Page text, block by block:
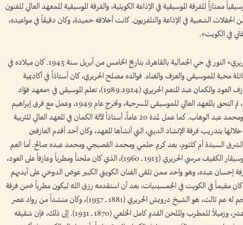
ممتازاً للفرقة الموسيقية في الإذاعة الكويتية، والفرقة الموسيقية للمعهد العالي للفنون
من الحفلات الشعبية في الإذاعة والتلفزيون. كانت أخلاقه حميدة، وكان دقيقاً في مواعيده،
في الكويت».
أبصر «حمدي مصلح الحريري» النور في حي الجمالية بالقاهرة، بتاريخ الخامس من أبريل سنة 1945. كان ميلاده في
محبة للموسيقى والعزف والغناء. فوالده مصلح الحريري، كان أستاذاً في أكاديمية
الفنون بالقاهرة، وعمه عازف العود والكمان عبد المنعم الحريري (1924ــ 1989)، تعلم الموسيقى في «معهد فؤاد
الأول للموسيقى العربية»، ثم التحق بالمعهد العالي للموسيقى المسرحية، وتخرج عام 1949، وعمل مع فرق إبراهيم
حمودة وصالح عبد الحي ومحمد عبد الوهاب. كما عمل لمدة 20 عاماً، أستاذاً لآلة الكمان في المعهد العالي للتربية
خلالها بتدريب فرقة الإنشاد الديني، التي أنشأها المعهد، وكان أحد أقدم العازفين
السيدة أم كلثوم، بعد كريم حلمي ومحمد القصبجي ومحمد عبده صالح. أما العم
الآخر للمترجم له، فهو الموسيقار الكفيف مرسي الحريري (1913 ــ 1960)، الذي كان ملحناً ومطرباً وعازفاً على العود،
إحسان عبده، وهو واحد ممن تلقى الفنان الكويتي الكبير عوض الدوخي على أيديهم
مقيماً في الكويت في الخمسينيات، بعد أن استقدمه رزق الله ليكون مطرباً ضمن فرقة
الإذاعة الموسيقية. وللمترجم له عم ثالث، هو الشيخ درويش الحريري (1881 ــ 1957)، وكان منشداً من رواد عصر
النهضة في القرن التاسع عشر، وزميلاً للمطرب والملحن القديم كامل الخلعي (1870 ــ 1931). إلى ذلك، فإن شقيقه